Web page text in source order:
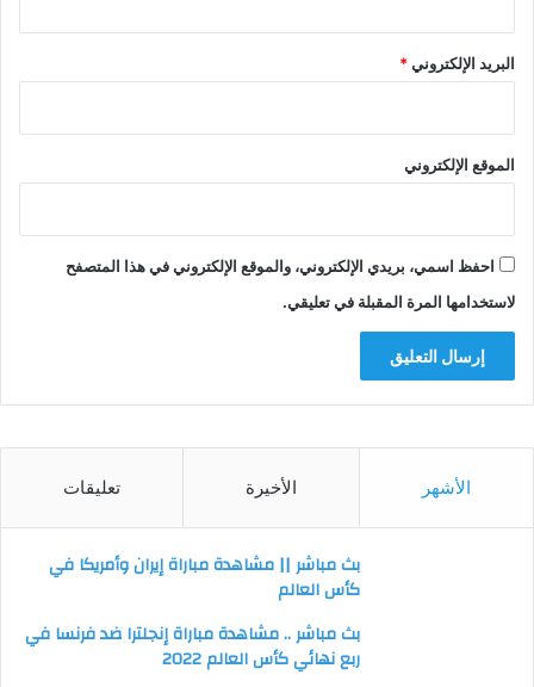
البريد الإلكتروني*
الموقع الإلكتروني
احفظ اسمي، بريدي الإلكتروني، والموقع الإلكتروني في هذا المتصفح
لاستخدامها المرة المقبلة في تعليقي.
الأشهر الأخيرة تعليقات
بث مباشر || مشاهدة مباراة إيران وأمريكا في
كأس العالم
بث مباشر .. مشاهدة مباراة إنجلترا ضد فرنسا في
ربع نهائي كأس العالم 2022